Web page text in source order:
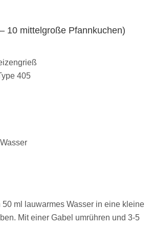
10 mittelgroße Pfannkuchen)
405
ml lauwarmes Wasser in eine kleine
Mit einer Gabel umrühren und 3-5